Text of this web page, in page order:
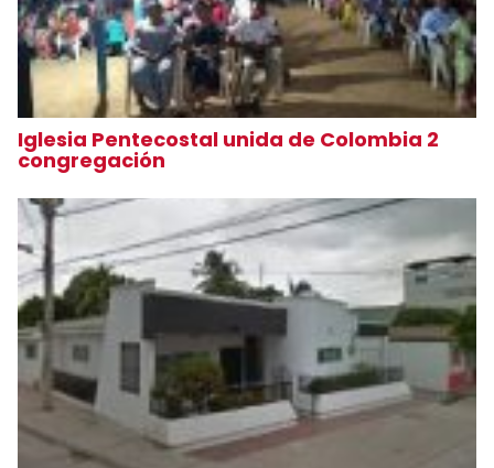
Iglesia Pentecostal unida de Colombia 2
congregación